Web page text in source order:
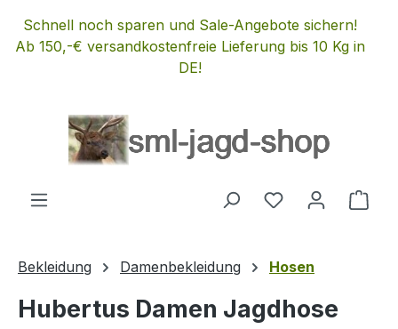
Zum Hauptinhalt springen
Schnell noch sparen und Sale-Angebote sichern!
Ab 150,-€ versandkostenfreie Lieferung bis 10 Kg in
DE!
Du hast 0
Bekleidung Damenbekleidung Hosen
Hubertus Damen Jagdhose